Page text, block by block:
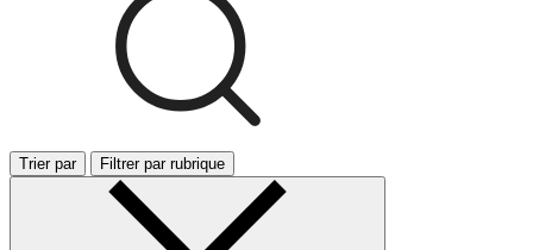
Trier par Filtrer par rubrique